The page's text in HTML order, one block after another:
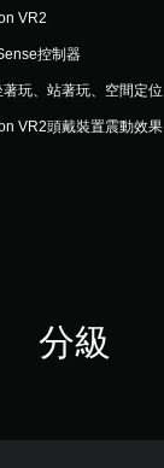
VR2
控制器
玩、站著玩、空間定位
VR2頭戴裝置震動效果
分級